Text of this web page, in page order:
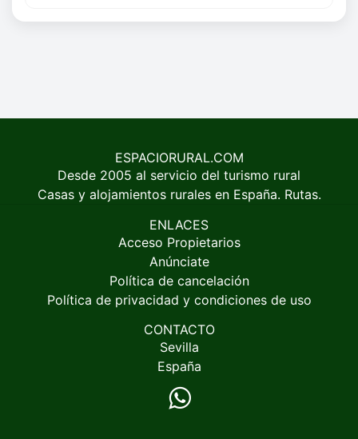
ESPACIORURAL.COM
Desde 2005 al servicio del turismo rural
Casas y alojamientos rurales en España. Rutas.
ENLACES
Acceso Propietarios
Anúnciate
Política de cancelación
Política de privacidad y condiciones de uso
CONTACTO
Sevilla
España